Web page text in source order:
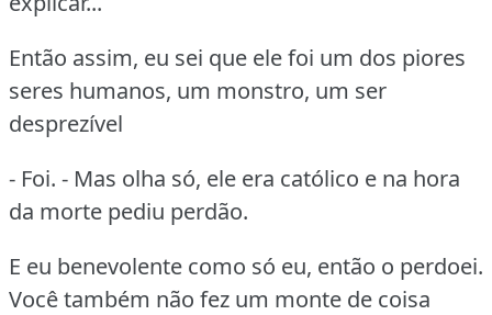
Então assim, eu sei que ele foi um dos piores
seres humanos, um monstro, um ser
desprezível
- Foi. - Mas olha só, ele era católico e na hora
da morte pediu perdão.
E eu benevolente como só eu, então o perdoei.
Você também não fez um monte de coisa